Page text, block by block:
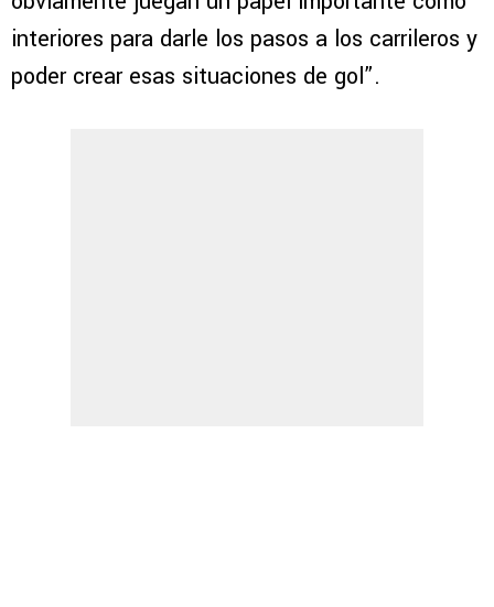
interiores para darle los pasos a los carrileros y
poder crear esas situaciones de gol”.